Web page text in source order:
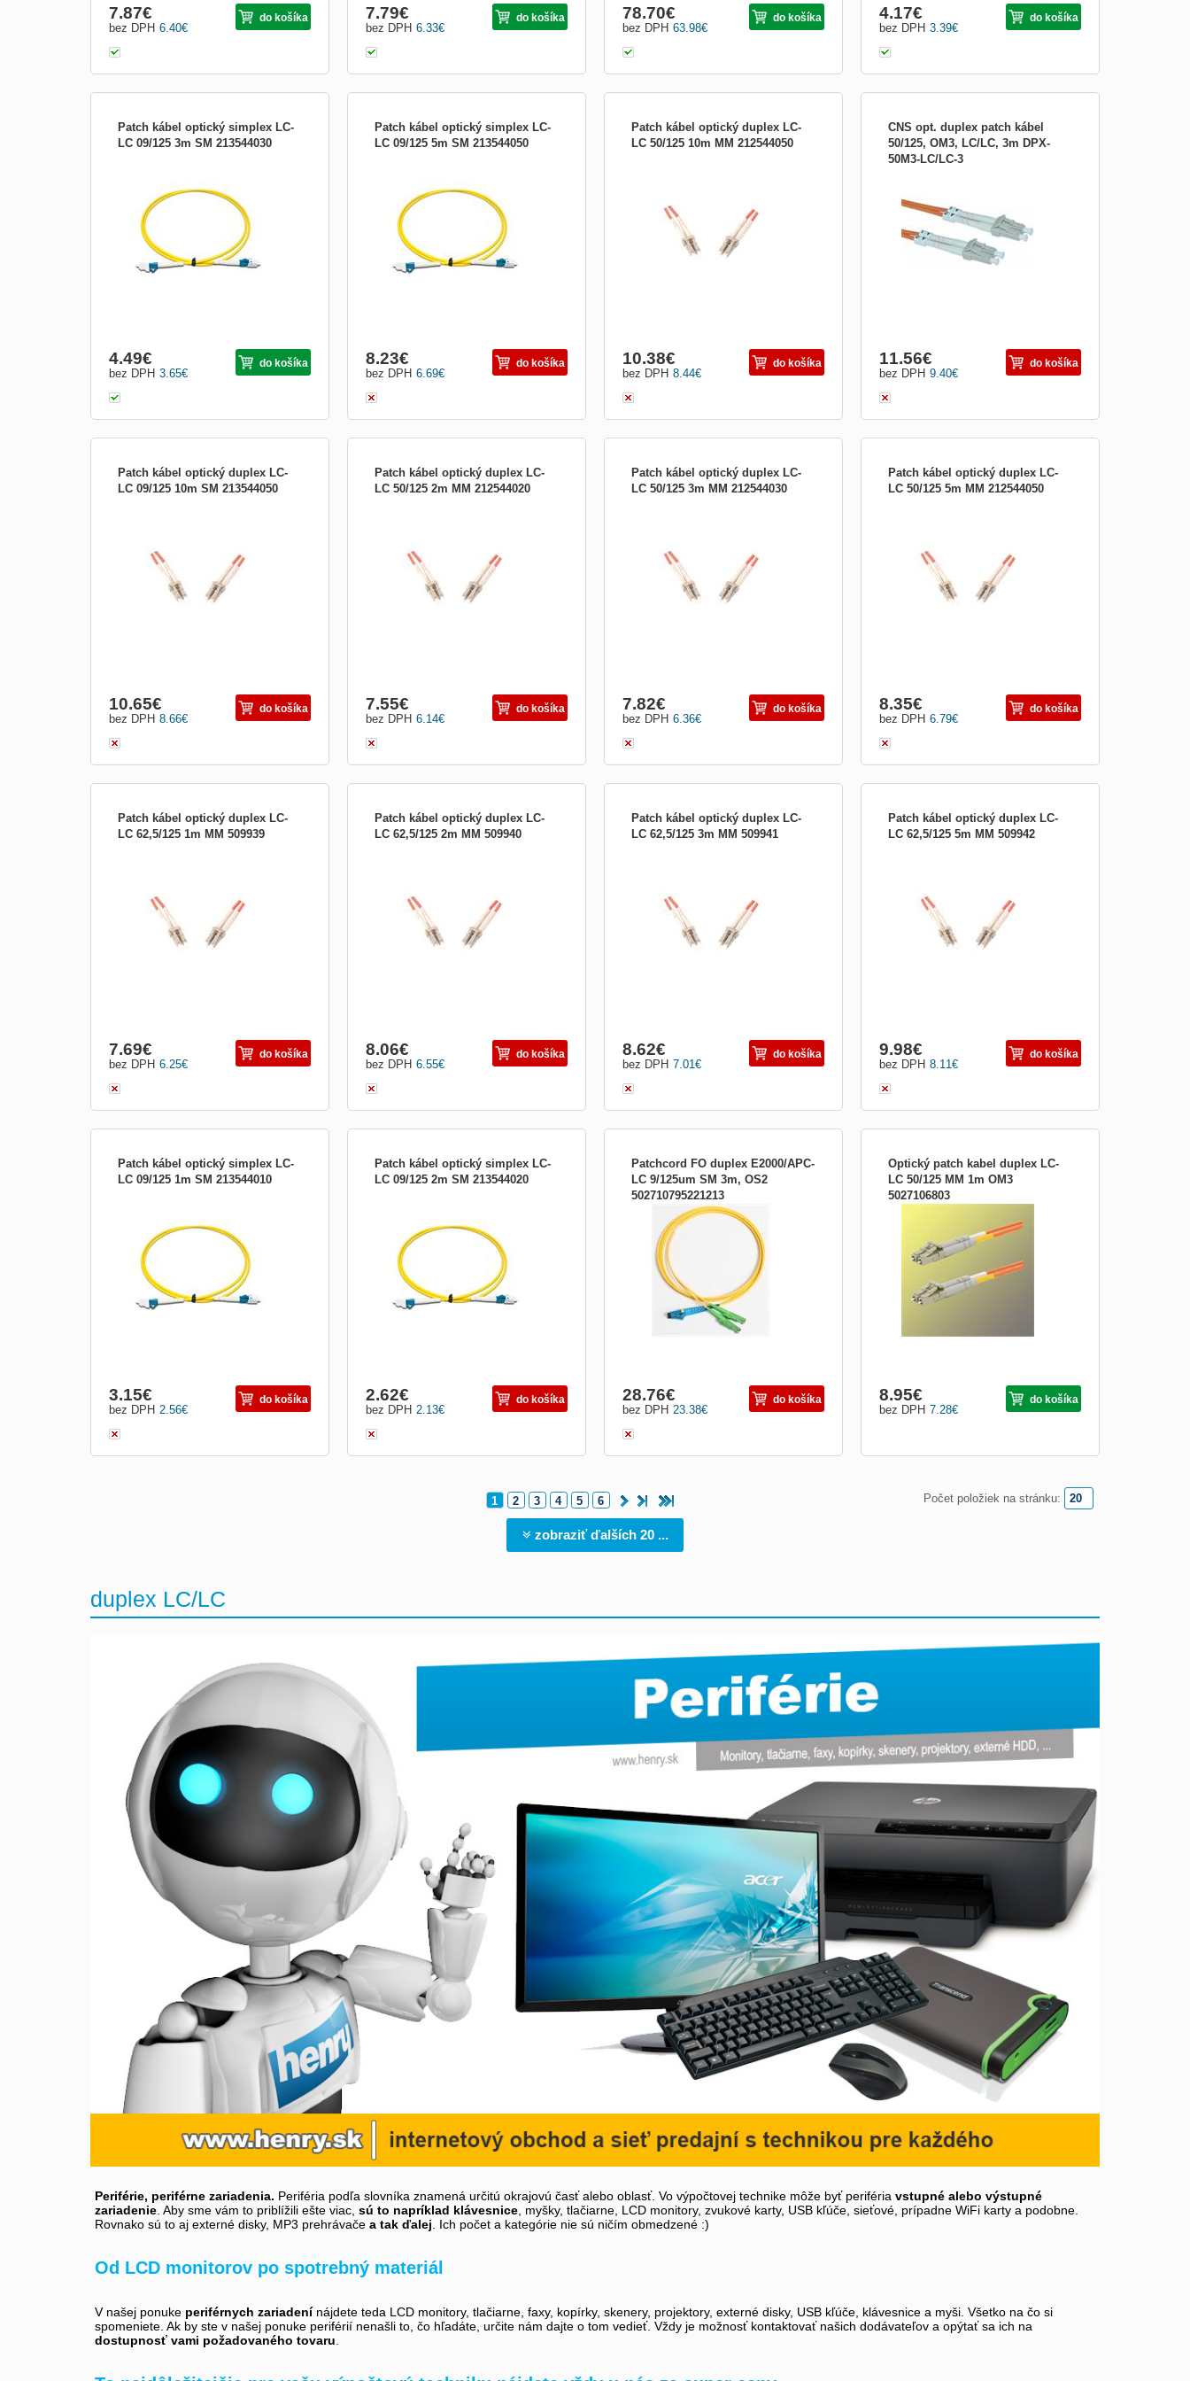
6.40€
bez DPH
7.87€ do košíka
6.33€
bez DPH
7.79€ do košíka
63.98€
bez DPH
78.70€ do košíka
3.39€
bez DPH
4.17€ do košíka
Patch kábel optický simplex LC-
LC 09/125 3m SM 213544030
káble sú určené k prepojeniu aktívnych
zariadení ako sú (HUB, media konvertor,
pracovné stanice) s pasívnymi (optický
rozvádzač, optická vaňa). V optických
kabelážach sa používajú aj tzv. Simplexný
káble pr
3.65€
bez DPH
4.49€ do košíka
Patch kábel optický simplex LC-
LC 09/125 5m SM 213544050
káble sú určené k prepojeniu aktívnych
zariadení ako sú (HUB, media konvertor,
pracovné stanice) s pasívnymi (optický
rozvádzač, optická vaňa). V optických
kabelážach sa používajú aj tzv. Simplexný
káble pr
6.69€
bez DPH
8.23€ do košíka
Patch kábel optický duplex LC-
LC 50/125 10m MM 212544050
pracovné stanice) s pasívnymi (optický
rozvádzač, optická vaňa). V optických
kabelážach sa používajú aj tzv. Duplexné
8.44€
bez DPH
10.38€ do košíka
CNS opt. duplex patch kábel
50/125, OM3, LC/LC, 3m DPX-
50M3-LC/LC-3
9.40€
bez DPH
11.56€ do košíka
Patch kábel optický duplex LC-
LC 09/125 10m SM 213544050
kabelu naleznete konektor LC-LC .
Parametry: patchcord: duplexní konektor:
LC-LC typ kabelu: 09/125 délka: 10m
8.66€
bez DPH
10.65€ do košíka
Patch kábel optický duplex LC-
LC 50/125 2m MM 212544020
pracovné stanice) s pasívnymi (optický
rozvádzač, optická vaňa). V optických
kabelážach sa používajú aj tzv. Duplexné
6.14€
bez DPH
7.55€ do košíka
Patch kábel optický duplex LC-
LC 50/125 3m MM 212544030
pracovné stanice) s pasívnymi (optický
rozvádzač, optická vaňa). V optických
kabelážach sa používajú aj tzv. Duplexné
6.36€
bez DPH
7.82€ do košíka
Patch kábel optický duplex LC-
LC 50/125 5m MM 212544050
pracovné stanice) s pasívnymi (optický
rozvádzač, optická vaňa). V optických
kabelážach sa používajú aj tzv. Duplexné
6.79€
bez DPH
8.35€ do košíka
Patch kábel optický duplex LC-
LC 62,5/125 1m MM 509939
pracovné stanice) s pasívnymi (optický
rozvádzač, optická vaňa). V optických
kabelážach sa používajú aj tzv. Duplexné
6.25€
bez DPH
7.69€ do košíka
Patch kábel optický duplex LC-
LC 62,5/125 2m MM 509940
pracovné stanice) s pasívnymi (optický
rozvádzač, optická vaňa). V optických
kabelážach sa používajú aj tzv. Duplexné
6.55€
bez DPH
8.06€ do košíka
Patch kábel optický duplex LC-
LC 62,5/125 3m MM 509941
pracovné stanice) s pasívnymi (optický
rozvádzač, optická vaňa). V optických
kabelážach sa používajú aj tzv. Duplexné
7.01€
bez DPH
8.62€ do košíka
Patch kábel optický duplex LC-
LC 62,5/125 5m MM 509942
pracovné stanice) s pasívnymi (optický
rozvádzač, optická vaňa). V optických
kabelážach sa používajú aj tzv. Duplexné
8.11€
bez DPH
9.98€ do košíka
Patch kábel optický simplex LC-
LC 09/125 1m SM 213544010
káble sú určené k prepojeniu aktívnych
zariadení ako sú (HUB, media konvertor,
pracovné stanice) s pasívnymi (optický
rozvádzač, optická vaňa). V optických
kabelážach sa používajú aj tzv. Simplexný
káble pr
2.56€
bez DPH
3.15€ do košíka
Patch kábel optický simplex LC-
LC 09/125 2m SM 213544020
káble sú určené k prepojeniu aktívnych
zariadení ako sú (HUB, media konvertor,
pracovné stanice) s pasívnymi (optický
rozvádzač, optická vaňa). V optických
kabelážach sa používajú aj tzv. Simplexný
káble pr
2.13€
bez DPH
2.62€ do košíka
Patchcord FO duplex E2000/APC-
LC 9/125um SM 3m, OS2
502710795221213
Patchcord FO duplex E2000/APC-LC
9/125um SM 3m
23.38€
bez DPH
28.76€ do košíka
Optický patch kabel duplex LC-
LC 50/125 MM 1m OM3
5027106803
7.28€
bez DPH
8.95€ do košíka
Počet položiek na stránku:
1 2 3 4 5 6
zobraziť ďalších 20 ...
duplex LC/LC
Periférie, periférne zariadenia. Periféria podľa slovníka znamená určitú okrajovú časť alebo oblasť. Vo výpočtovej technike môže byť periféria vstupné alebo výstupné
zariadenie . Aby sme vám to priblížili ešte viac, sú to napríklad klávesnice , myšky, tlačiarne, LCD monitory, zvukové karty, USB kľúče, sieťové, prípadne WiFi karty a podobne.
Rovnako sú to aj externé disky, MP3 prehrávače a tak ďalej . Ich počet a kategórie nie sú ničím obmedzené :)
Od LCD monitorov po spotrebný materiál
V našej ponuke periférnych zariadenínájdete teda LCD monitory, tlačiarne, faxy, kopírky, skenery, projektory, externé disky, USB kľúče, klávesnice a myši. Všetko na čo si
spomeniete. Ak by ste v našej ponuke periférií nenašli to, čo hľadáte, určite nám dajte o tom vedieť. Vždy je možnosť kontaktovať našich dodávateľov a opýtať sa ich na
dostupnosť vami požadovaného tovaru